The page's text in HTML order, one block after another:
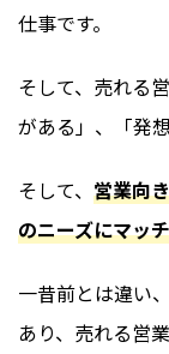
仕事です。
そして、売れる
がある」、「発
そして、 営業向
のニーズにマッ
一昔前とは違い
あり、売れる営